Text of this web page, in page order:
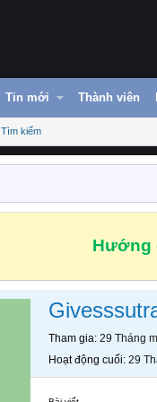
Tin mới Thành viên
Tìm kiếm
Hướng
Tham gia 29 Tháng
Hoạt động cuối 29